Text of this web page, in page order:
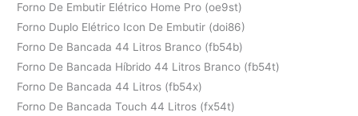
Forno De Embutir Elétrico Home Pro (oe9st)
Forno Duplo Elétrico Icon De Embutir (doi86)
Forno De Bancada 44 Litros Branco (fb54b)
Forno De Bancada Híbrido 44 Litros Branco (fb54t)
Forno De Bancada 44 Litros (fb54x)
Forno De Bancada Touch 44 Litros (fx54t)